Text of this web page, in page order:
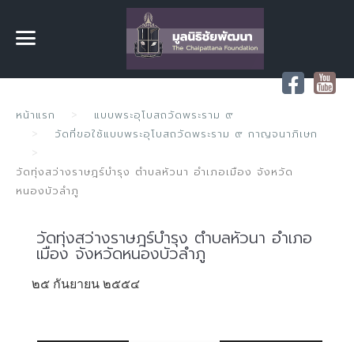
หน้าแรก
แบบพระอุโบสถวัดพระราม ๙
วัดที่ขอใช้แบบพระอุโบสถวัดพระราม ๙ กาญจนาภิเษก
วัดทุ่งสว่างราษฎร์บำรุง ตำบลหัวนา อำเภอเมือง จังหวัด
หนองบัวลำภู
วัดทุ่งสว่างราษฎร์บำรุง ตำบลหัวนา อำเภอ
เมือง จังหวัดหนองบัวลำภู
๒๕ กันยายน ๒๕๕๔